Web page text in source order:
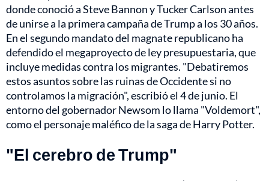
donde conoció a Steve Bannon y Tucker Carlson antes
de unirse a la primera campaña de Trump a los 30 años.
En el segundo mandato del magnate republicano ha
defendido el megaproyecto de ley presupuestaria, que
incluye medidas contra los migrantes. "Debatiremos
estos asuntos sobre las ruinas de Occidente si no
controlamos la migración", escribió el 4 de junio. El
entorno del gobernador Newsom lo llama "Voldemort",
como el personaje maléfico de la saga de Harry Potter.
"El cerebro de Trump"